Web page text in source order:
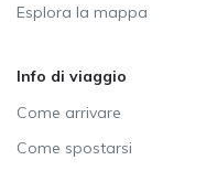
Esplora la mappa
Info di viaggio
Come arrivare
Come spostarsi